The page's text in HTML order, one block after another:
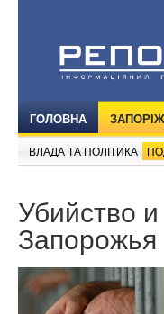
ГОЛОВНА
ВЛАДА ТА ПОЛІТИКА
Убийство